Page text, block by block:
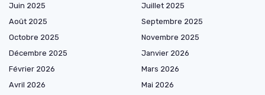
Juin 2025
Juillet 2025
Août 2025
Septembre 2025
Octobre 2025
Novembre 2025
Décembre 2025
Janvier 2026
Février 2026
Mars 2026
Avril 2026
Mai 2026